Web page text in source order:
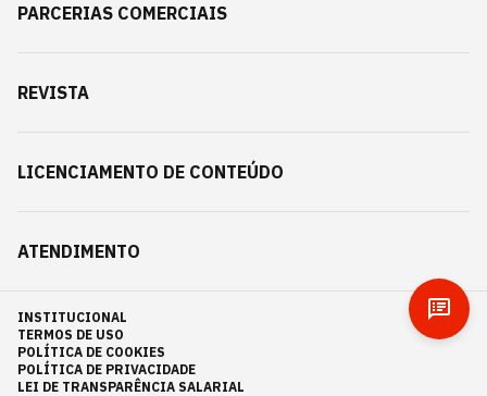
PARCERIAS COMERCIAIS
REVISTA
LICENCIAMENTO DE CONTEÚDO
ATENDIMENTO
INSTITUCIONAL
TERMOS DE USO
POLÍTICA DE COOKIES
POLÍTICA DE PRIVACIDADE
LEI DE TRANSPARÊNCIA SALARIAL